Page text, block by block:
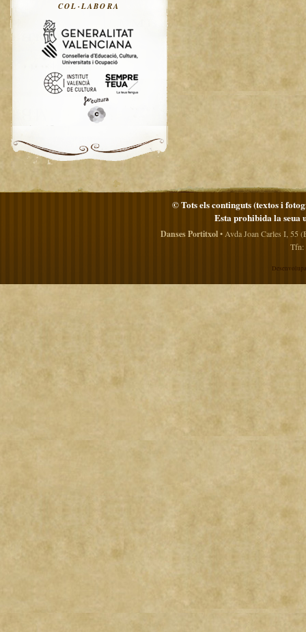
COL·LABORA
© Tots els continguts (textos i
Esta prohibida la seua
Danses Portitxol• Avda Joan Carles I, 55
Tfn: